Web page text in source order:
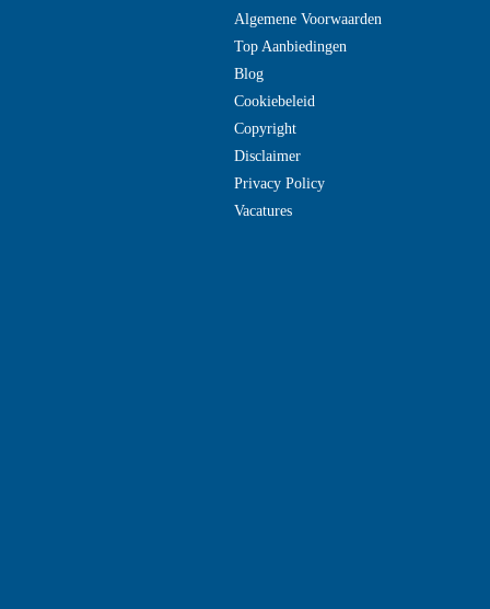
Algemene Voorwaarden
Top Aanbiedingen
Blog
Cookiebeleid
Copyright
Disclaimer
Privacy Policy
Vacatures